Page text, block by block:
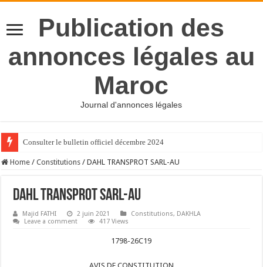
Publication des
annonces légales au
Maroc
Journal d'annonces légales
Consulter le bulletin officiel décembre 2024
Home / Constitutions / DAHL TRANSPROT SARL-AU
DAHL TRANSPROT SARL-AU
Majid FATHI 2 juin 2021 Constitutions, DAKHLA
Leave a comment
417 Views
1798-26C19